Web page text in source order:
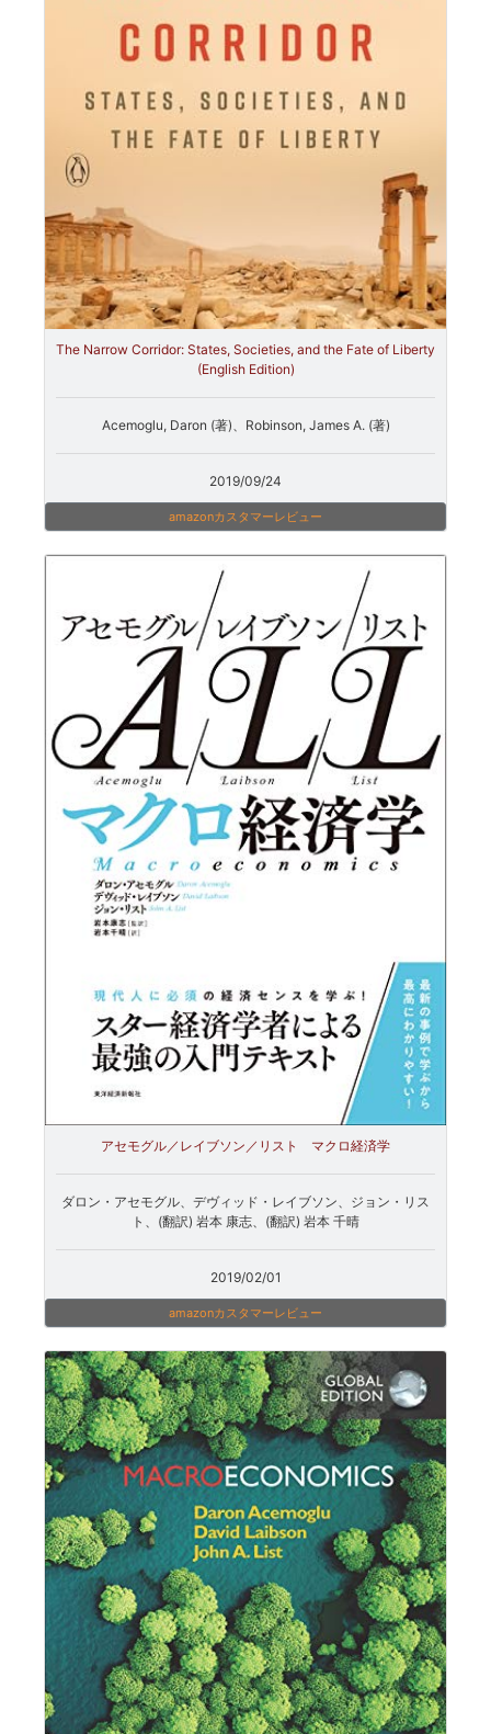
The Narrow Corridor: States, Societies, and the Fate of Liberty
(English Edition)
Acemoglu, Daron (著)、Robinson, James A. (著)
2019/09/24
amazonカスタマーレビュー
アセモグル／レイブソン／リスト マクロ経済学
ダロン・アセモグル、デヴィッド・レイブソン、ジョン・リス
ト、(翻訳) 岩本 康志、(翻訳) 岩本 千晴
2019/02/01
amazonカスタマーレビュー